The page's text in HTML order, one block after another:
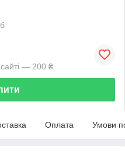
— 200 ₴
Оплата Умови